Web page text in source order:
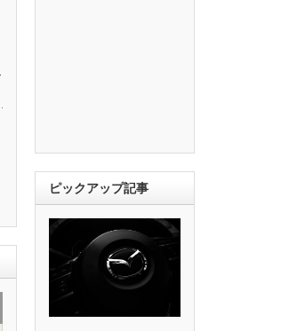
ピックアップ記事